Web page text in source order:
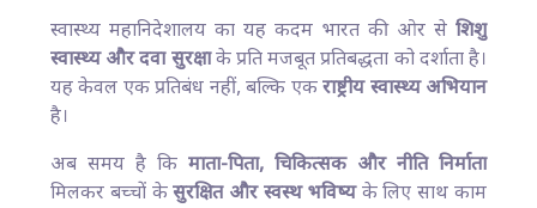
स्वास्थ्य महानिदेशालय का यह कदम भारत की ओर से शिशु
स्वास्थ्य और दवा सुरक्षाके प्रति मजबूत प्रतिबद्धता को दर्शाता है।
यह केवल एक प्रतिबंध नहीं, बल्कि एकराष्ट्रीय स्वास्थ्य अभियान
है।
अब समय है कि माता-पिता, चिकित्सक और नीति निर्माता
मिलकर बच्चों केसुरक्षित और स्वस्थ भविष्यके लिए साथ काम